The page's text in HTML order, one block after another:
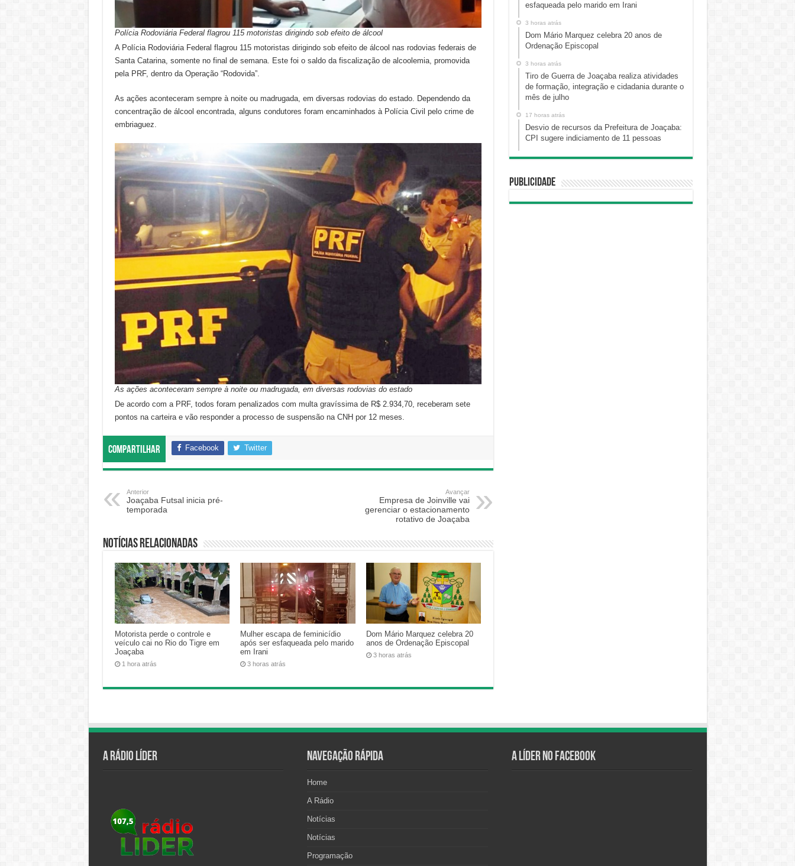
Polícia Rodoviária Federal flagrou 115 motoristas dirigindo sob efeito de álcool
A Polícia Rodoviária Federal flagrou 115 motoristas dirigindo sob efeito de álcool nas rodovias federais de
Santa Catarina, somente no final de semana. Este foi o saldo da fiscalização de alcoolemia, promovida
pela PRF, dentro da Operação “Rodovida”.
As ações aconteceram sempre à noite ou madrugada, em diversas rodovias do estado. Dependendo da
concentração de álcool encontrada, alguns condutores foram encaminhados à Polícia Civil pelo crime de
embriaguez.
As ações aconteceram sempre à noite ou madrugada, em diversas rodovias do estado
De acordo com a PRF, todos foram penalizados com multa gravíssima de R$ 2.934,70, receberam sete
pontos na carteira e vão responder a processo de suspensão na CNH por 12 meses.
Compartilhar Facebook Twitter
Anterior
Joaçaba Futsal inicia pré-
temporada
Avançar
Empresa de Joinville vai
gerenciar o estacionamento
rotativo de Joaçaba
Notícias relacionadas
Motorista perde o controle e
veículo cai no Rio do Tigre em
Joaçaba
1 hora atrás
Mulher escapa de feminicídio
após ser esfaqueada pelo marido
em Irani
3 horas atrás
Dom Mário Marquez celebra 20
anos de Ordenação Episcopal
3 horas atrás
esfaqueada pelo marido em Irani
3 horas atrás
Dom Mário Marquez celebra 20 anos de
Ordenação Episcopal
3 horas atrás
Tiro de Guerra de Joaçaba realiza atividades
de formação, integração e cidadania durante o
mês de julho
17 horas atrás
Desvio de recursos da Prefeitura de Joaçaba:
CPI sugere indiciamento de 11 pessoas
Publicidade
A Rádio Líder Navegação Rápida
Home
A Rádio
Notícias
Notícias
Programação
A Líder no Facebook